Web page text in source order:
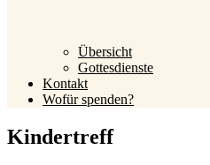
Übersicht
Gottesdienste
Kontakt
Wofür spenden?
Kindertreff